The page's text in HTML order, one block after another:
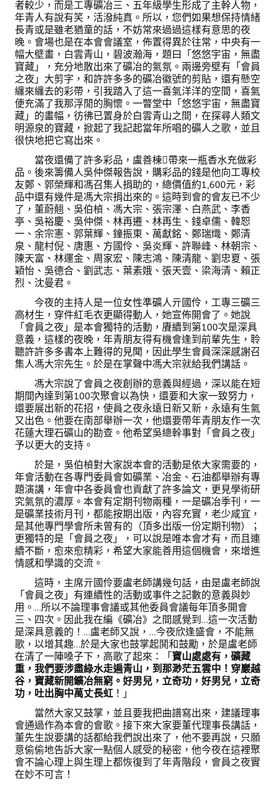
會員登入
者較少，而是工專礦冶三、五年級學生形成了主幹人物，
年青人有說有笑，活潑純真。所以，您們如果想保持情緒
長青或是雖老猶童的話，不妨常來過過這樣有意思的夜
晚。會場也是在本會會議室，佈置得異於往常，中央有一
幅大壁畫，白雲青山，碧波瀚海，題曰「悠悠宇宙，無盡
寶藏」，充分地散出來了礦冶的氣氛。兩邊旁壁有「會員
之夜」大剪字，和許許多多的礦冶徽號的剪貼，還有懸空
纏來纏去的彩帶，引我踏入了這一喜氣洋洋的空間，喜氣
便充滿了我那浮閒的胸懷。一瞥堂中「悠悠宇宙，無盡寶
藏」的畫幅，彷彿已置身於白雲青山之間，在探尋人類文
明源泉的寶藏，掀起了我記起當年所唱的礦人之歌，並且
很快地把它寫出來。
當夜還備了許多彩品，盧善棟帶來一瓶香水充做彩
品。後來籌備人吳仲傑報告說，購彩品的錢是他向工專校
友鄭、郭榮輝和馮召集人捐助的，總價值約1,600元，彩
品中還有幾件是馮大宗捐出來的。這時到會的會友已不少
了，董蔚翹、吳伯楨、馮大宗、張宗澤、白燕武、李香
亭、吳裕慶、吳仲傑、林再遷、林再生、錢卓儒、韓恕
一、余宗憲、郭葉輝、鐘振東、萬獻銘、鄭瑞熾、鄭清
泉、龍村倪、唐惠、方國伶、吳炎輝、許聯峰、林朝宗、
陳天富、林運金、周家宏、陳志鴻、陳清龍、劉忠夏、張
穎怡、吳德合、劉武志、葉素娥、張天壹、梁海清、賴正
烈、沈曼君。
今夜的主持人是一位女性準礦人亓國伶，工專三礦三
高材生，穿件紅毛衣更顯得動人，她宣佈開會了。她說
「會員之夜」是本會獨特的活動，賡續到第100次是深具
意義，這樣的夜晚，年青朋友得有機會逢到前輩先生，聆
聽許許多多書本上難得的見聞，因此學生會員深深感謝召
集人馮大宗先生。於是在掌聲中馮大宗就給我們講話。
馮大宗說了會員之夜創辦的意義與經過，深以能在短
期間內達到第100次聚會以為快，還要和大家一致努力，
還要展出新的花招，使員之夜永遠日新又新，永遠有生氣
又出色。他要在南部舉辦一次，他還要帶年青朋友作一次
花蓮大理石礦山的勘查。他希望吳總幹事對「會員之夜」
予以更大的支持。
於是，吳伯楨對大家說本會的活動是依大家需要的，
年會活動在各專門委員會如礦業、冶金、石油都舉辦有專
題演講，年會中各委員會也貢獻了許多論文，更見學術研
究氣氛的濃厚。本會有定期刊物兩種，一是礦冶季刊，一
是礦業技術月刊，都能按期出版，內容充實，老少咸宜，
是其他專門學會所未曾有的（頂多出版一份定期刊物）；
更獨特的是「會員之夜」，可以說是唯本會才有，而且連
續不斷，愈來愈精彩，希望大家能善用這個機會，來增進
情感和學識的交流。
這時，主席亓國伶要盧老師講幾句話，由是盧老師說
「會員之夜」有連續性的活動或事件之記數的意義與妙
用。…所以不論理事會議或其他委員會議每年頂多開會
三、四次。因此我在編《礦冶》之間感覺到…這一次活動
是深具意義的！…盧老師又說，…今夜欣逢盛會，不能無
歌，以增其趣…於是大家也鼓掌起鬨和鼓勵，於是盧老師
在清了一陣嗓子下，高歌了起來：「寶山處處有，礦藏
重，我們要涉盡綠水走遍青山，到那渺茫五雲中！穿巖越
谷，寶藏新開鑛冶無窮。好男兒，立奇功，好男兒，立奇
功，吐出胸中萬丈長虹 ！」
當然大家又鼓掌，並且要我把曲譜寫出來，建議理事
會通過作為本會的會歌。接下來大家要董代理事長講話，
董先生說要講的話都給我們說出來了，他不要再說，只願
意偷偷地告訴大家一點個人感受的秘密，他今夜在這裡聚
會不論心理上與生理上都恢復到了年青階段，會員之夜實
在妙不可言！